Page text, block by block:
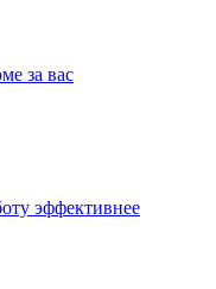
за вас
эффективнее